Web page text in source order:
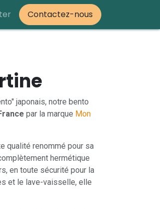
Contactez-nous
japonais, notre bento
par la marque Mon
qualité renommé pour sa
hermétique
en toute sécurité pour la
et le lave-vaisselle, elle